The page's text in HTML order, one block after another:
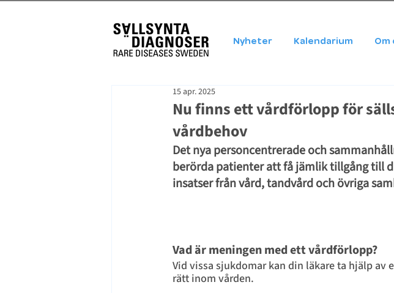
Nyheter Kalendarium Om
Nu finns ett vårdförlopp för
vårdbehov
15 apr. 2025
Det nya personcentrerade och
berörda patienter att få jämlik tillgång till
insatser från vård, tandvård och övriga
Vad är meningen med ett vårdförlopp?
Vid vissa sjukdomar kan din läkare ta hjälp
rätt inom vården.